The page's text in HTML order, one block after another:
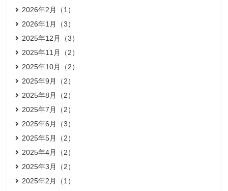
2026年2月（1）
2026年1月（3）
2025年12月（3）
2025年11月（2）
2025年10月（2）
2025年9月（2）
2025年8月（2）
2025年7月（2）
2025年6月（3）
2025年5月（2）
2025年4月（2）
2025年3月（2）
2025年2月（1）